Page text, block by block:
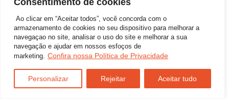
Consentimento de cookies
Ao clicar em “Aceitar todos”, você concorda com o
armazenamento de cookies no seu dispositivo para melhorar a
navegaçao no site, analisar o uso do site e melhorar a sua
navegação e ajudar em nossos esfoços de
marketing. Confira nossa Política de Privacidade
Personalizar Rejeitar Aceitar tudo
ComunicAI
Developed by